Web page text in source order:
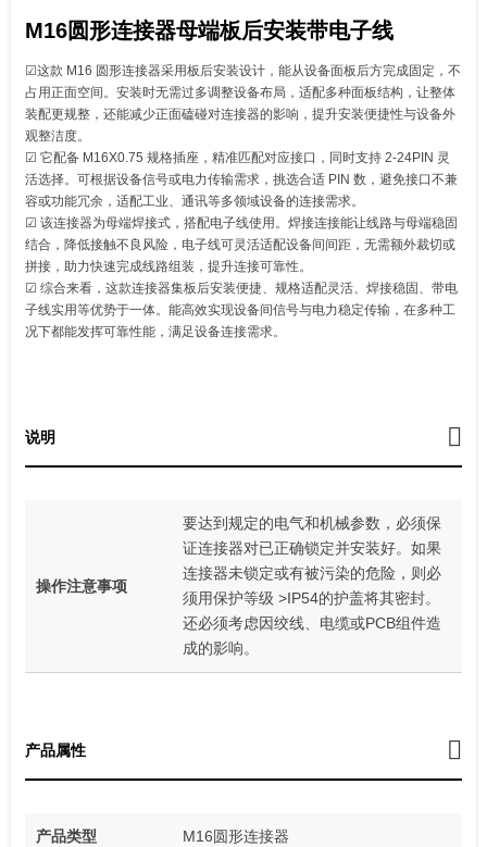
M16圆形连接器母端板后安装带电子线
☑这款 M16 圆形连接器采用板后安装设计，能从设备面板后方完成固定，不
占用正面空间。安装时无需过多调整设备布局，适配多种面板结构，让整体
装配更规整，还能减少正面磕碰对连接器的影响，提升安装便捷性与设备外
观整洁度。
☑ 它配备 M16X0.75 规格插座，精准匹配对应接口，同时支持 2-24PIN 灵
活选择。可根据设备信号或电力传输需求，挑选合适 PIN 数，避免接口不兼
容或功能冗余，适配工业、通讯等多领域设备的连接需求。
☑ 该连接器为母端焊接式，搭配电子线使用。焊接连接能让线路与母端稳固
结合，降低接触不良风险，电子线可灵活适配设备间间距，无需额外裁切或
拼接，助力快速完成线路组装，提升连接可靠性。
☑ 综合来看，这款连接器集板后安装便捷、规格适配灵活、焊接稳固、带电
子线实用等优势于一体。能高效实现设备间信号与电力稳定传输，在多种工
况下都能发挥可靠性能，满足设备连接需求。
说明
操作注意事项
要达到规定的电气和机械参数，必须保
证连接器对已正确锁定并安装好。如果
连接器未锁定或有被污染的危险，则必
须用保护等级 >IP54的护盖将其密封。
还必须考虑因绞线、电缆或PCB组件造
成的影响。
产品属性
产品类型 M16圆形连接器